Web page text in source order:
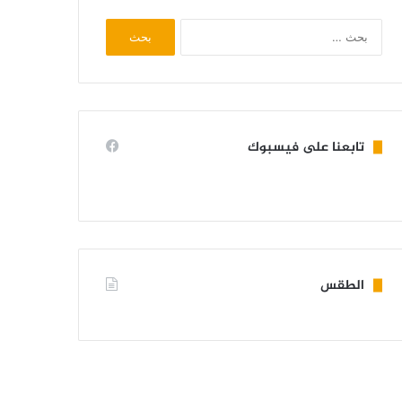
تابعنا على فيسبوك
الطقس